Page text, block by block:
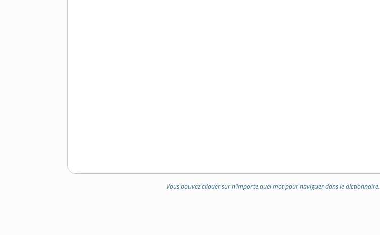
Vous pouvez cliquer sur n’importe quel mot pour naviguer dans le dictionnaire.